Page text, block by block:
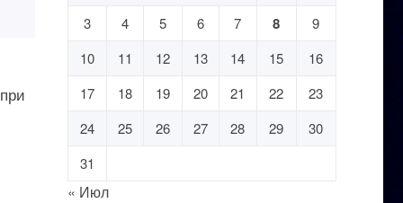
3
4 5 6 7 8
9
10
11 12 13 14 15
16
17
18 19 20 21 22
23
24
25 26 27 28 29
30
31
« Июл